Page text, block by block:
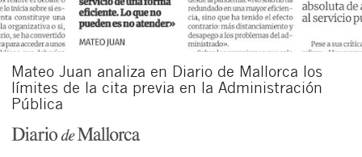
Mateo Juan analiza en Diario de Mallorca los
límites de la cita previa en la Administración
Pública